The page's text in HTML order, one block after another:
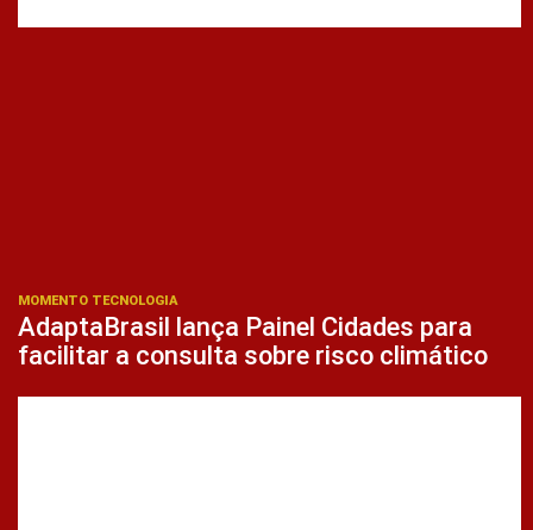
MOMENTO TECNOLOGIA
AdaptaBrasil lança Painel Cidades para
facilitar a consulta sobre risco climático